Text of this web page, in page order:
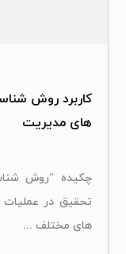
کاربرد روش
های مدیریت
چکیده “روش
تحقیق در عملیات
های مختلف ...